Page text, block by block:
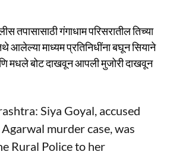
तपासासाठी गंगाधाम परिसरातील तिच्या
आलेल्या माध्यम प्रतिनिधींना बघून सियाने
मधले बोट दाखवून आपली मुजोरी दाखवून
Siya Goyal, accused
murder case, was
Rural Police to her